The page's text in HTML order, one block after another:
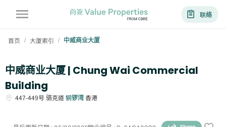
联络
首页 / 大厦索引 / 中威商业大厦
中威商业大厦 | Chung Wai Commercial
Building
447-449号 骆克道铜锣湾香港